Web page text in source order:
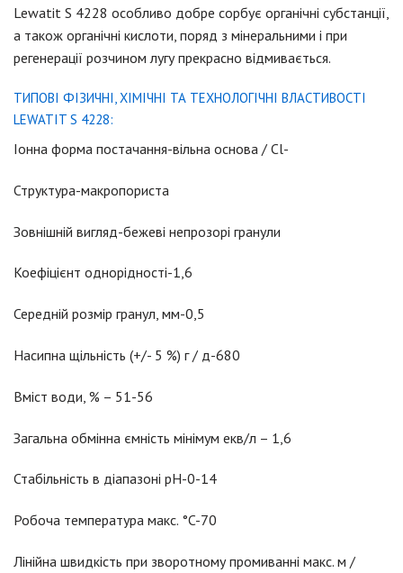
Lewatit S 4228 особливо добре сорбує органічні субстанції,
а також органічні кислоти, поряд з мінеральними і при
регенерації розчином лугу прекрасно відмивається.
ТИПОВІ ФІЗИЧНІ, ХІМІЧНІ ТА ТЕХНОЛОГІЧНІ ВЛАСТИВОСТІ
LEWATIT S 4228:
Іонна форма постачання-вільна основа / Cl-
Структура-макропориста
Зовнішній вигляд-бежеві непрозорі гранули
Коефіцієнт однорідності-1,6
Середній розмір гранул, мм-0,5
Насипна щільність (+/- 5 %) г / д-680
Вміст води, % – 51-56
Загальна обмінна ємність мінімум екв/л – 1,6
Стабільність в діапазоні pH-0-14
Робоча температура макс. °C-70
Лінійна швидкість при зворотному промиванні макс. м /